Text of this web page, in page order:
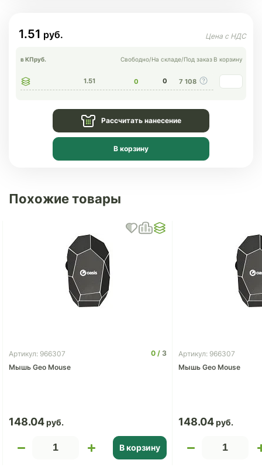
1.51
в КПруб. Свободно/На складе/Под заказ В корзину
1.51 0 0 7 108
Рассчитать нанесение
В корзину
Похожие товары
Артикул: 966307 0
3
Мышь Geo Mouse
148.04
В корзину
Артикул: 966307
Мышь Geo Mouse
148.04